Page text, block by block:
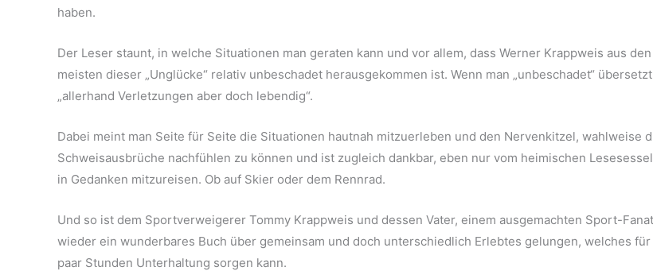
haben.
Der Leser staunt, in welche Situationen man geraten kann und vor allem, dass Werner Krappweis aus den
meisten dieser „Unglücke“ relativ unbeschadet herausgekommen ist. Wenn man „unbeschadet“
„allerhand Verletzungen aber doch lebendig“.
Dabei meint man Seite für Seite die Situationen hautnah mitzuerleben und den Nervenkitzel, wahlweise
Schweisausbrüche nachfühlen zu können und ist zugleich dankbar, eben nur vom heimischen
in Gedanken mitzureisen. Ob auf Skier oder dem Rennrad.
Und so ist dem Sportverweigerer Tommy Krappweis und dessen Vater, einem ausgemachten Sport-
wieder ein wunderbares Buch über gemeinsam und doch unterschiedlich Erlebtes gelungen, welches für
paar Stunden Unterhaltung sorgen kann.